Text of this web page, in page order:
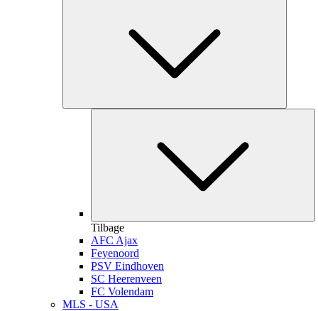
Tilbage
AFC Ajax
Feyenoord
PSV Eindhoven
SC Heerenveen
FC Volendam
MLS - USA